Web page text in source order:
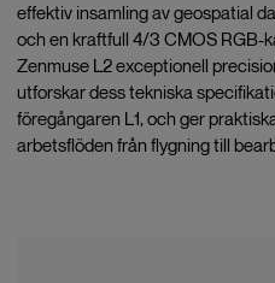
effektiv insamling av geospatial
och en kraftfull 4/3 CMOS RGB-
Zenmuse L2 exceptionell
utforskar dess tekniska
föregångaren L1, och ger
arbetsflöden från flygning till